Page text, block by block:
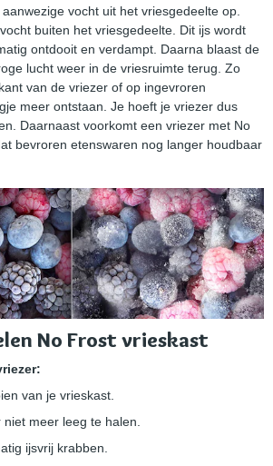
vocht uit het vriesgedeelte op.
buiten het vriesgedeelte. Dit ijs wordt
ontdooit en verdampt. Daarna blaast de
lucht weer in de vriesruimte terug. Zo
van de vriezer of op ingevroren
meer ontstaan. Je hoeft je vriezer dus
Daarnaast voorkomt een vriezer met No
bevroren etenswaren nog langer houdbaar
No Frost vrieskast
van je vrieskast.
meer leeg te halen.
ijsvrij krabben.